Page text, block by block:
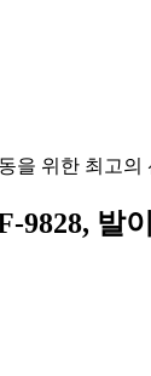
을 위한 최고의
발